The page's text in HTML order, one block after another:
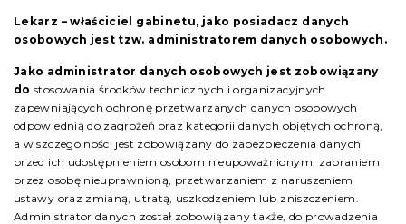
Lekarz – właściciel gabinetu, jako posiadacz danych
osobowych jest tzw. administratorem danych osobowych.
Jako administrator danych osobowych jest zobowiązany
do stosowania środków technicznych i organizacyjnych
zapewniających ochronę przetwarzanych danych osobowych
odpowiednią do zagrożeń oraz kategorii danych objętych ochroną,
a w szczególności jest zobowiązany do zabezpieczenia danych
przed ich udostępnieniem osobom nieupoważnionym, zabraniem
przez osobę nieuprawnioną, przetwarzaniem z naruszeniem
ustawy oraz zmianą, utratą, uszkodzeniem lub zniszczeniem.
Administrator danych został zobowiązany także, do prowadzenia